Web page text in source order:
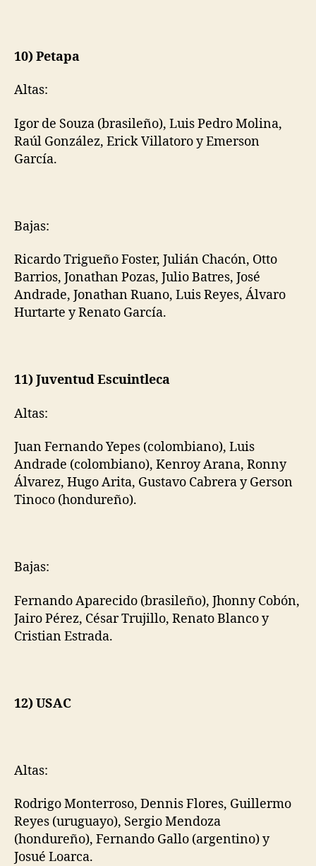
10) Petapa
Altas:
Igor de Souza (brasileño), Luis Pedro Molina,
Raúl González, Erick Villatoro y Emerson
García.
Bajas:
Ricardo Trigueño Foster, Julián Chacón, Otto
Barrios, Jonathan Pozas, Julio Batres, José
Andrade, Jonathan Ruano, Luis Reyes, Álvaro
Hurtarte y Renato García.
11) Juventud Escuintleca
Altas:
Juan Fernando Yepes (colombiano), Luis
Andrade (colombiano), Kenroy Arana, Ronny
Álvarez, Hugo Arita, Gustavo Cabrera y Gerson
Tinoco (hondureño).
Bajas:
Fernando Aparecido (brasileño), Jhonny Cobón,
Jairo Pérez, César Trujillo, Renato Blanco y
Cristian Estrada.
12) USAC
Altas:
Rodrigo Monterroso, Dennis Flores, Guillermo
Reyes (uruguayo), Sergio Mendoza
(hondureño), Fernando Gallo (argentino) y
Josué Loarca.